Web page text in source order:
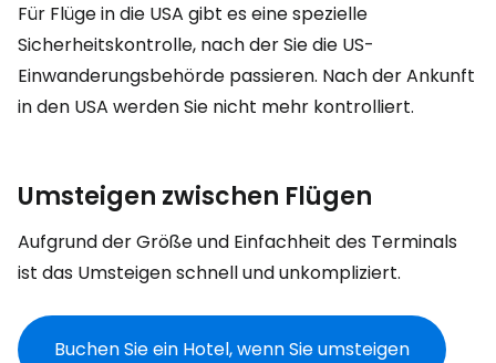
Für Flüge in die USA gibt es eine spezielle
Sicherheitskontrolle, nach der Sie die US-
Einwanderungsbehörde passieren. Nach der Ankunft
in den USA werden Sie nicht mehr kontrolliert.
Umsteigen zwischen Flügen
Aufgrund der Größe und Einfachheit des Terminals
ist das Umsteigen schnell und unkompliziert.
Buchen Sie ein Hotel, wenn Sie umsteigen